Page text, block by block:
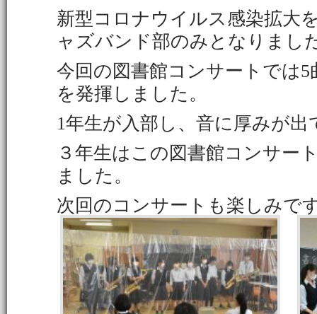
新型コロナウイルス感染拡大
ャズバンド部のみとなりまし
今回の図書館コンサートでは
を発揮しました。
1年生が入部し、音に厚みが
３年生はこの図書館コンサー
ました。
次回のコンサートも楽しみで